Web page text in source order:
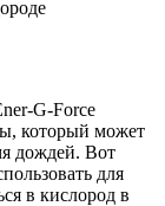
G-Force
который может
дождей. Вот
для
в кислород в